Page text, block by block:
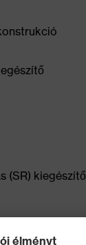
(SR) kiegészítő
uvex